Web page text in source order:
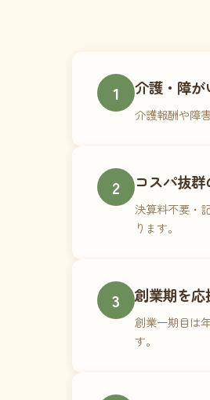
1 介護・障
介護報酬や障
2 コスパ抜
決算料不要・
ります。
3 創業期を応
創業一期目は
す。